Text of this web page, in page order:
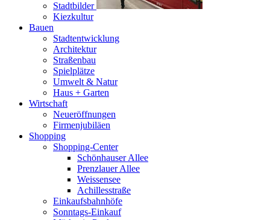
Stadtbilder
Kiezkultur
Bauen
Stadtentwicklung
Architektur
Straßenbau
Spielplätze
Umwelt & Natur
Haus + Garten
Wirtschaft
Neueröffnungen
Firmenjubiläen
Shopping
Shopping-Center
Schönhauser Allee
Prenzlauer Allee
Weissensee
Achillesstraße
Einkaufsbahnhöfe
Sonntags-Einkauf